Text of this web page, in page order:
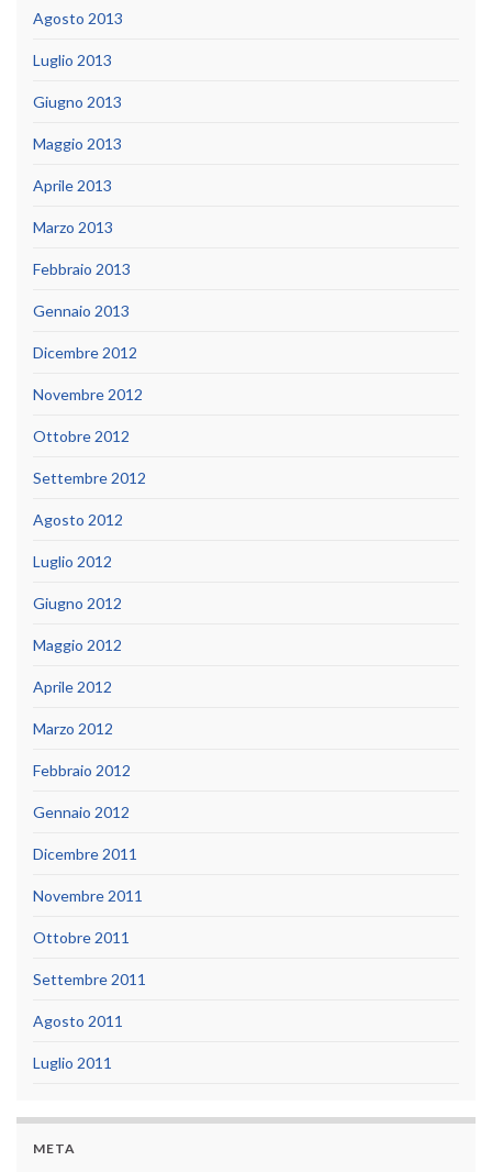
Agosto 2013
Luglio 2013
Giugno 2013
Maggio 2013
Aprile 2013
Marzo 2013
Febbraio 2013
Gennaio 2013
Dicembre 2012
Novembre 2012
Ottobre 2012
Settembre 2012
Agosto 2012
Luglio 2012
Giugno 2012
Maggio 2012
Aprile 2012
Marzo 2012
Febbraio 2012
Gennaio 2012
Dicembre 2011
Novembre 2011
Ottobre 2011
Settembre 2011
Agosto 2011
Luglio 2011
META